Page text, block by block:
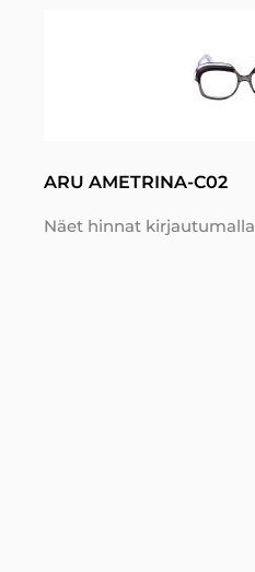
ARU AMETRINA-C02
Näet hinnat kirjautumalla